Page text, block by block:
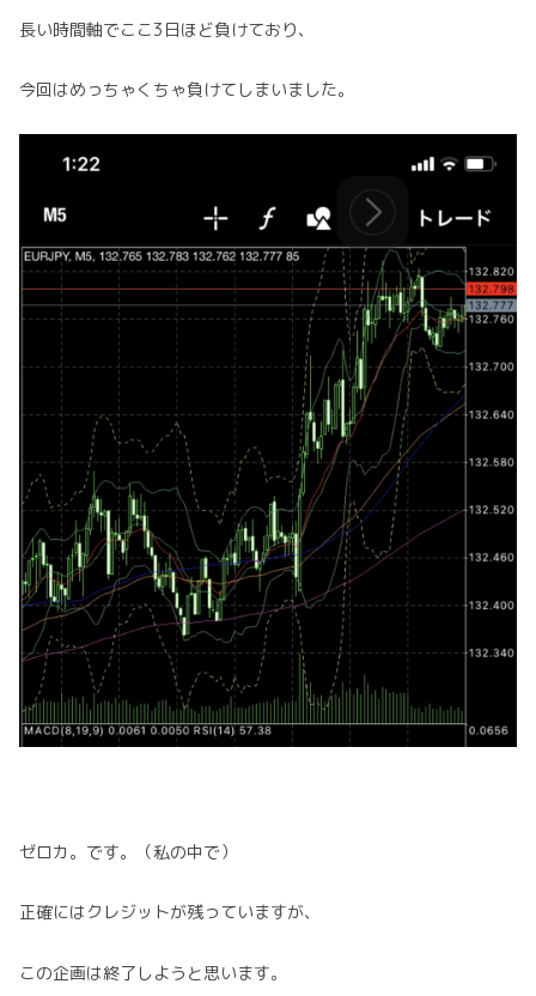
長い時間軸でここ3日ほど負けており、
今回はめっちゃくちゃ負けてしまいました。
ゼロカ。です。（私の中で）
正確にはクレジットが残っていますが、
この企画は終了しようと思います。